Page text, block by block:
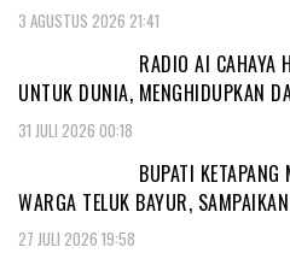
3 AGUSTUS 2026 21:41
RADIO AI CAHAYA
UNTUK DUNIA, MENGHIDUPKAN
31 JULI 2026 00:18
BUPATI
WARGA TELUK BAYUR,
27 JULI 2026 19:58